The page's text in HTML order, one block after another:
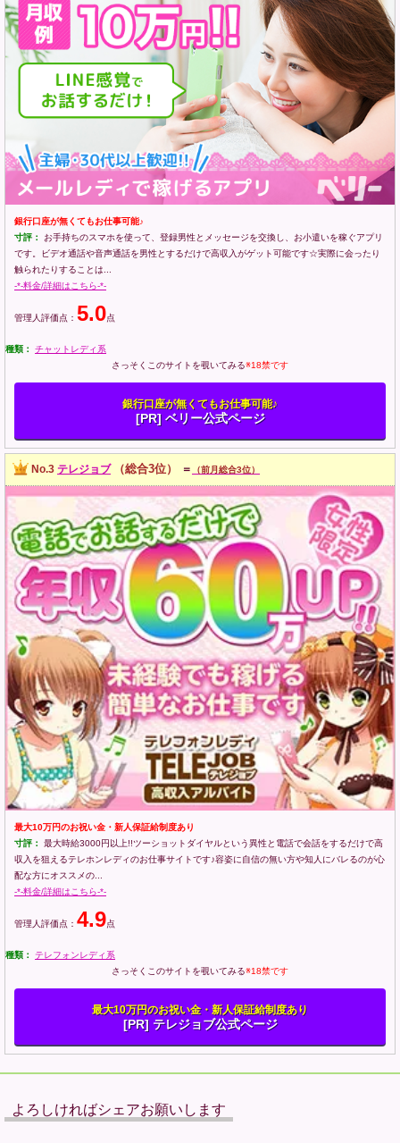
銀行口座が無くてもお仕事可能♪
寸評：
お手持ちのスマホを使って、登録男性とメッセージを交換し、お小遣いを稼ぐアプリ
です。ビデオ通話や音声通話を男性とするだけで高収入がゲット可能です☆実際に会ったり
触られたりすることは...
-*-料金/詳細はこちら-*-
管理人評価点： 5.0点
種類：
チャットレディ系
さっそくこのサイトを覗いてみる※18禁です
銀行口座が無くてもお仕事可能♪
[PR] ベリー公式ページ
No.3 テレジョブ （総合3位） ＝ （前月総合3位）
最大10万円のお祝い金・新人保証給制度あり
寸評：
最大時給3000円以上!!ツーショットダイヤルという異性と電話で会話をするだけで高
収入を狙えるテレホンレディのお仕事サイトです♪容姿に自信の無い方や知人にバレるのが心
配な方にオススメの...
-*-料金/詳細はこちら-*-
管理人評価点： 4.9点
種類：
テレフォンレディ系
さっそくこのサイトを覗いてみる※18禁です
最大10万円のお祝い金・新人保証給制度あり
[PR] テレジョブ公式ページ
よろしければシェアお願いします